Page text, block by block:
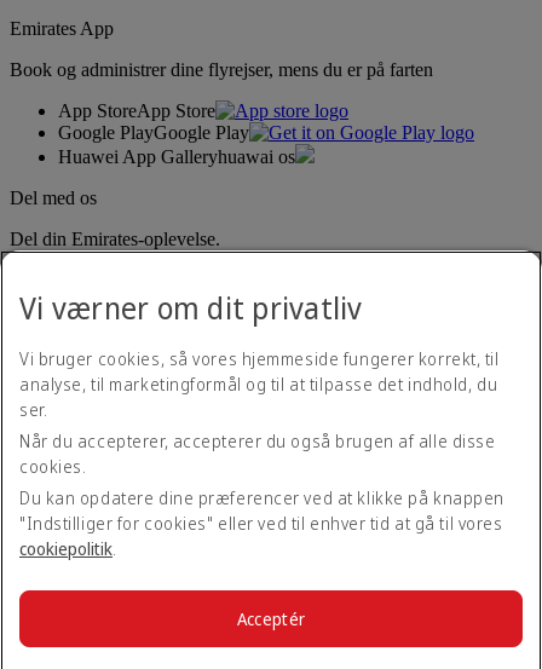
Emirates App
Book og administrer dine flyrejser, mens du er på farten
App StoreApp Store
Google PlayGoogle Play
Huawei App Galleryhuawai os
Del med os
Del din Emirates-oplevelse.
Tilgængelighedserklæring
Kontakt os
Privatlivspolitik
Vilkår og betingelser
Cookiepolitik
Cybersikkerhed
Vi værner om dit privatliv
Vi bruger cookies, så vores hjemmeside fungerer korrekt, til
analyse, til marketingformål og til at tilpasse det indhold, du
ser.
Når du accepterer, accepterer du også brugen af alle disse
cookies.
Du kan opdatere dine præferencer ved at klikke på knappen
"Indstilliger for cookies" eller ved til enhver tid at gå til vores
cookiepolitik.
Acceptér